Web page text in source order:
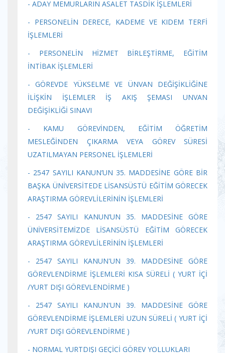
- ADAY MEMURLARIN ASALET TASDİK İŞLEMLERİ
- PERSONELİN DERECE, KADEME VE KIDEM TERFİ
İŞLEMLERİ
- PERSONELİN HİZMET BİRLEŞTİRME, EĞİTİM
İNTİBAK İŞLEMLERİ
- GÖREVDE YÜKSELME VE ÜNVAN DEĞİŞİKLİĞİNE
İLİŞKİN İŞLEMLER İŞ AKIŞ ŞEMASI UNVAN
DEĞİŞİKLİĞİ SINAVI
- KAMU GÖREVİNDEN, EĞİTİM ÖĞRETİM
MESLEĞİNDEN ÇIKARMA VEYA GÖREV SÜRESİ
UZATILMAYAN PERSONEL İŞLEMLERİ
- 2547 SAYILI KANUN’UN 35. MADDESİNE GÖRE BİR
BAŞKA ÜNİVERSİTEDE LİSANSÜSTÜ EĞİTİM GÖRECEK
ARAŞTIRMA GÖREVLİLERİNİN İŞLEMLERİ
- 2547 SAYILI KANUN’UN 35. MADDESİNE GÖRE
ÜNİVERSİTEMİZDE LİSANSÜSTÜ EĞİTİM GÖRECEK
ARAŞTIRMA GÖREVLİLERİNİN İŞLEMLERİ
- 2547 SAYILI KANUN'UN 39. MADDESİNE GÖRE
GÖREVLENDİRME İŞLEMLERİ KISA SÜRELİ ( YURT İÇİ
/YURT DIŞI GÖREVLENDİRME )
- 2547 SAYILI KANUN'UN 39. MADDESİNE GÖRE
GÖREVLENDİRME İŞLEMLERİ UZUN SÜRELİ ( YURT İÇİ
/YURT DIŞI GÖREVLENDİRME )
- NORMAL YURTDIŞI GEÇİCİ GÖREV YOLLUKLARI